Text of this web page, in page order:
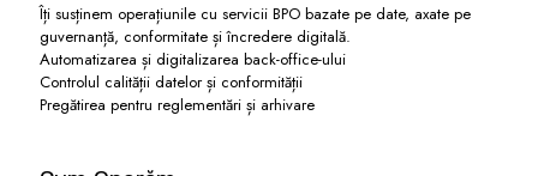
Îți susținem operațiunile cu servicii BPO bazate pe date, axate pe
guvernanță, conformitate și încredere digitală.
Automatizarea și digitalizarea back-office-ului
Controlul calității datelor și conformității
Pregătirea pentru reglementări și arhivare